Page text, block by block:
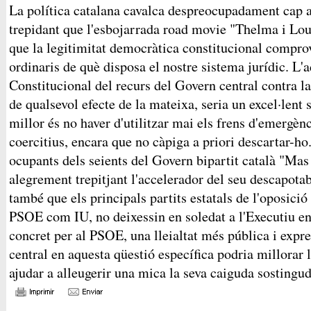
La política catalana cavalca despreocupadament
trepidant que l'esbojarrada road movie "Thelma i
que la legitimitat democràtica constitucional
ordinaris de què disposa el nostre sistema jurídic.
Constitucional del recurs del Govern central contra
de qualsevol efecte de la mateixa, seria un
millor és no haver d'utilitzar mai els frens
coercitius, encara que no càpiga a priori descartar-
ocupants dels seients del Govern bipartit català
alegrement trepitjant l'accelerador del seu
també que els principals partits estatals de
PSOE com IU, no deixessin en soledat a l'Executiu
concret per al PSOE, una lleialtat més pública i
central en aquesta qüestió específica podria millorar
ajudar a alleugerir una mica la seva caiguda